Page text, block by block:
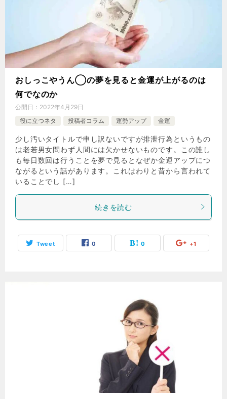
おしっこやうん◯の夢を見ると金運が上がるのは
何でなのか
公開日： 2022年4月29日
役に立つネタ
投稿者コラム 運勢アップ 金運
少し汚いタイトルで申し訳ないですが排泄行為というもの
は老若男女問わず人間には欠かせないものです。この誰し
も毎日数回は行うことを夢で見るとなぜか金運アップにつ
ながるという話があります。これはわりと昔から言われて
いることでし […]
続きを読む
Tweet 0 0 +1